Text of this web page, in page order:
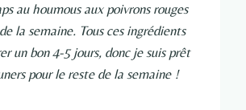
au houmous aux poivrons rouges
la semaine. Tous ces ingrédients
un bon 4-5 jours, donc je suis prêt
pour le reste de la semaine !